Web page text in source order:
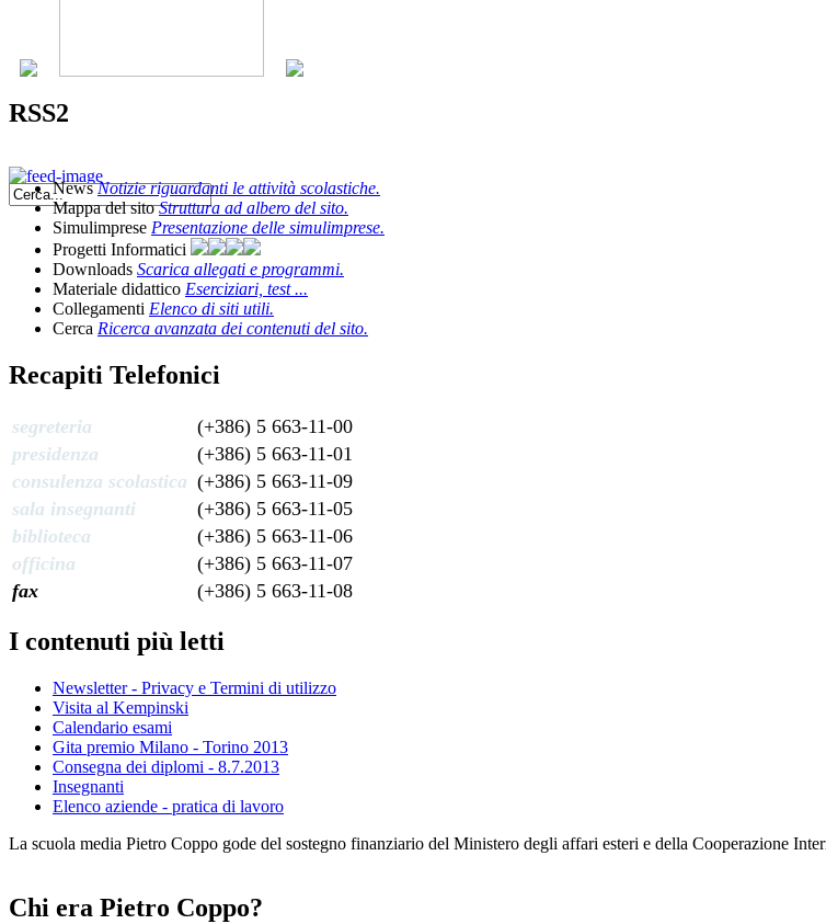
RSS2
NewsNotizie riguardanti le attività scolastiche.
Mappa del sitoStruttura ad albero del sito.
Simulimprese Presentazione delle simulimprese.
Progetti Informatici
Downloads Scarica allegati e programmi.
Materiale didattico Eserciziari, test ...
Collegamenti Elenco di siti utili.
Cerca Ricerca avanzata dei contenuti del sito.
Recapiti Telefonici
segreteria
(+386) 5 663-11-00
presidenza
(+386) 5 663-11-01
consulenza scolastica (+386) 5 663-11-09
sala insegnanti
(+386) 5 663-11-05
biblioteca
(+386) 5 663-11-06
officina
(+386) 5 663-11-07
fax
(+386) 5 663-11-08
I contenuti più letti
Newsletter - Privacy e Termini di utilizzo
Visita al Kempinski
Calendario esami
Gita premio Milano - Torino 2013
Consegna dei diplomi - 8.7.2013
Insegnanti
Elenco aziende - pratica di lavoro
La scuola media Pietro Coppo gode del sostegno finanziario del Ministero degli affari esteri e della Cooperazione
Chi era Pietro Coppo?